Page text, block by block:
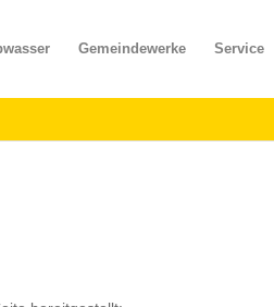
Gemeindewerke Service